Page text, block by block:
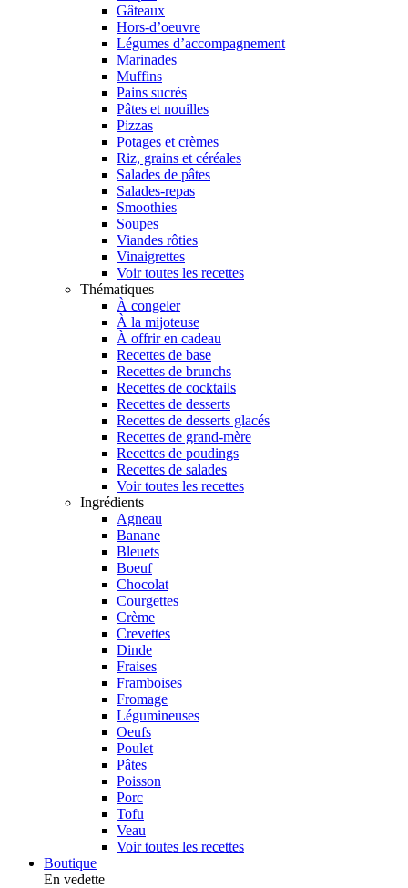
Gâteaux
Hors-d’oeuvre
Légumes d’accompagnement
Marinades
Muffins
Pains sucrés
Pâtes et nouilles
Pizzas
Potages et crèmes
Riz, grains et céréales
Salades de pâtes
Salades-repas
Smoothies
Soupes
Viandes rôties
Vinaigrettes
Voir toutes les recettes
Thématiques
À congeler
À la mijoteuse
À offrir en cadeau
Recettes de base
Recettes de brunchs
Recettes de cocktails
Recettes de desserts
Recettes de desserts glacés
Recettes de grand-mère
Recettes de poudings
Recettes de salades
Voir toutes les recettes
Ingrédients
Agneau
Banane
Bleuets
Boeuf
Chocolat
Courgettes
Crème
Crevettes
Dinde
Fraises
Framboises
Fromage
Légumineuses
Oeufs
Poulet
Pâtes
Poisson
Porc
Tofu
Veau
Voir toutes les recettes
Boutique
En vedette